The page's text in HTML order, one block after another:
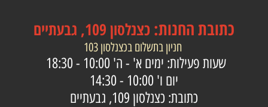
כתובתהחנות: כצנלסון 109, גבעתיים
חניון בתשלום בכצנלסון 103
שעות פעילות: ימים א' - ה' 10:00 - 18:30
יום ו' 10:00 - 14:30
כתובת: כצנלסון 109, גבעתיים